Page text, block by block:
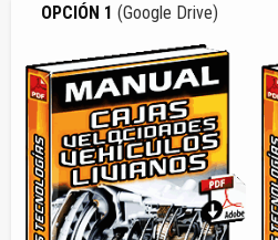
OPCIÓN 1 (Google Drive)